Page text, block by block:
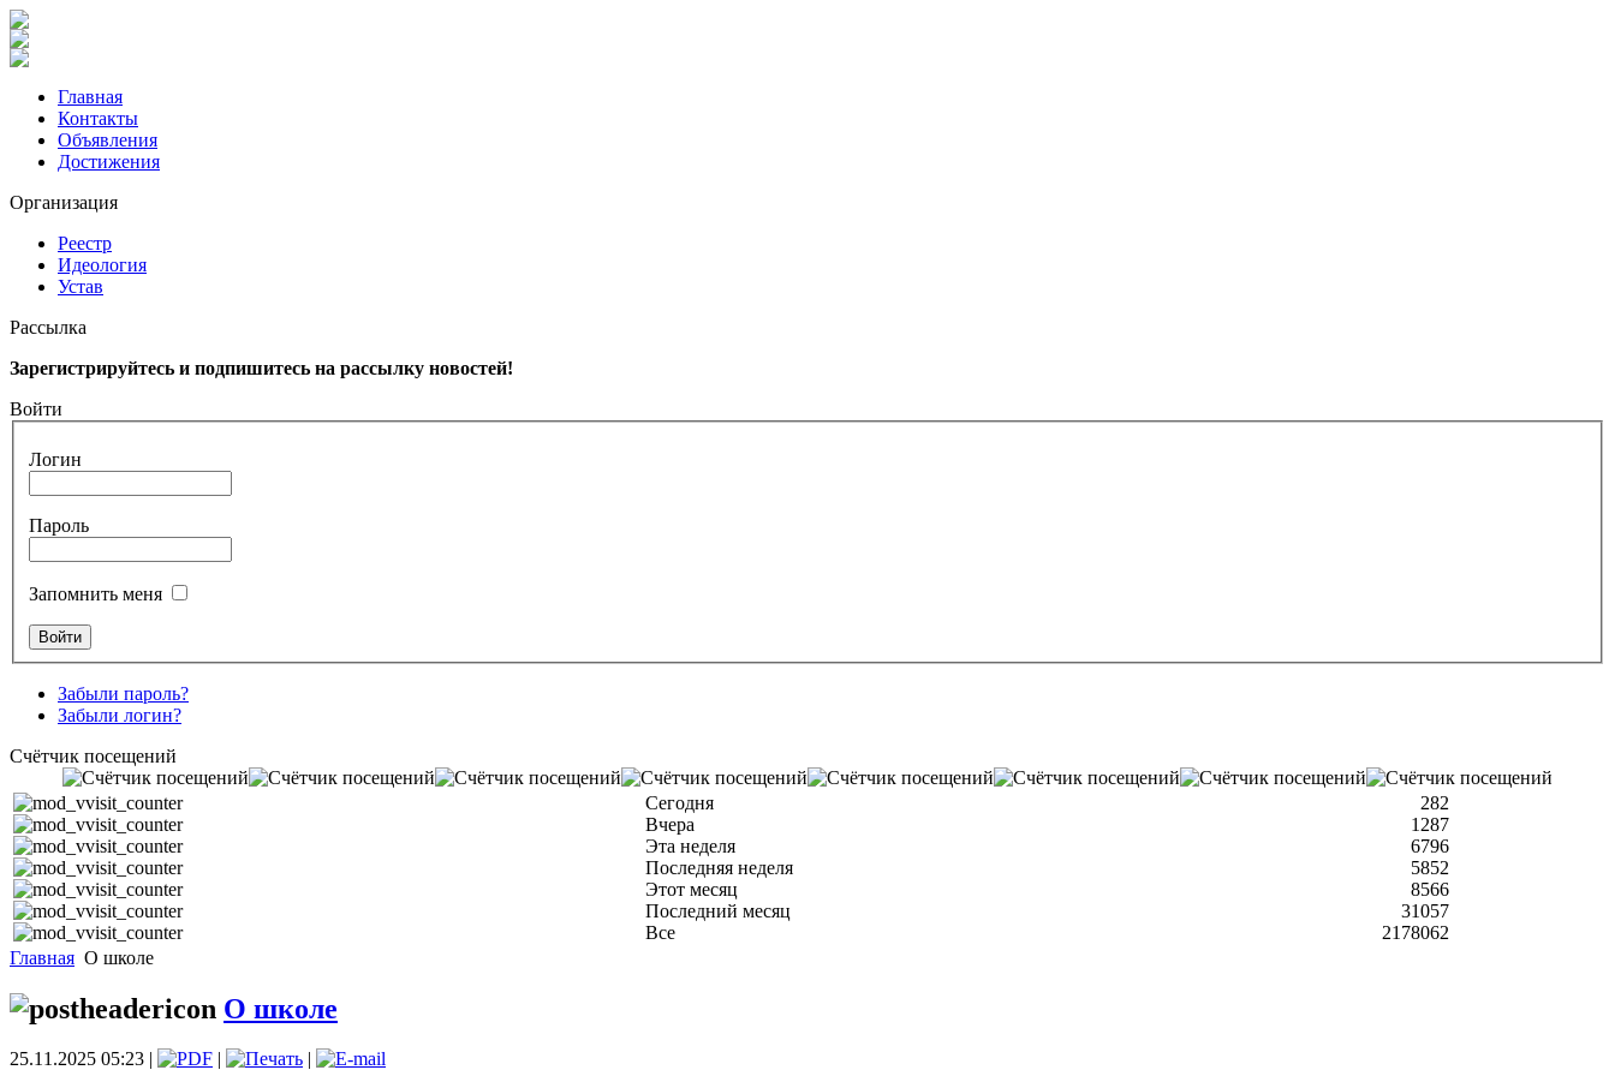
Главная
Контакты
Объявления
Достижения
Организация
Реестр
Идеология
Устав
Рассылка
Зарегистрируйтесь и подпишитесь на рассылку новостей!
Войти
Логин
Пароль
Запомнить меня
Забыли пароль?
Забыли логин?
Счётчик посещений
Сегодня
282
Вчера
1287
Эта неделя
6796
Последняя неделя
5852
Этот месяц
8566
Последний месяц
31057
Все
2178062
Главная О школе
О школе
25.11.2025 05:23 | | |